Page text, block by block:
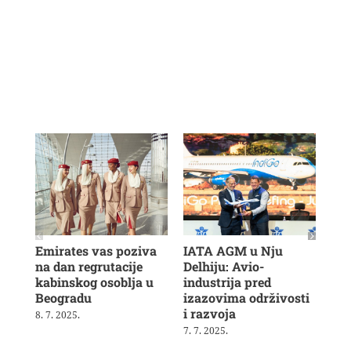
Emirates vas poziva
na dan regrutacije
kabinskog osoblja u
Beogradu
8. 7. 2025.
IATA AGM u Nju
Delhiju: Avio-
industrija pred
izazovima održivosti
i razvoja
7. 7. 2025.